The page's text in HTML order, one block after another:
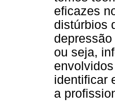
eficazes
distúrbios
ou seja,
identificar
a